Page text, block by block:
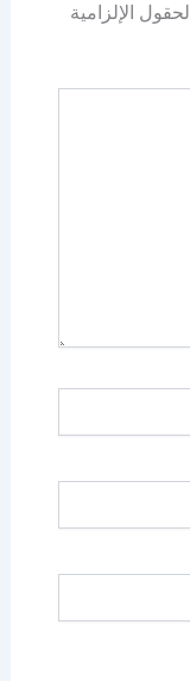
الحقول الإلزامية